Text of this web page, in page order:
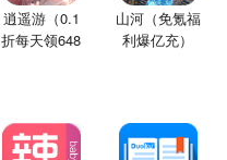
逍遥游（0.1
折每天领648
山河（免氪福
利爆亿充）